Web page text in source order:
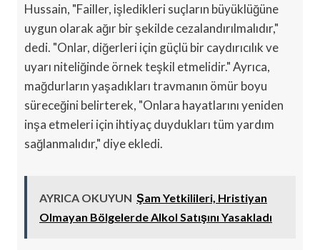
Hussain, "Failler, işledikleri suçların büyüklüğüne
uygun olarak ağır bir şekilde cezalandırılmalıdır,"
dedi. "Onlar, diğerleri için güçlü bir caydırıcılık ve
uyarı niteliğinde örnek teşkil etmelidir." Ayrıca,
mağdurların yaşadıkları travmanın ömür boyu
süreceğini belirterek, "Onlara hayatlarını yeniden
inşa etmeleri için ihtiyaç duydukları tüm yardım
sağlanmalıdır," diye ekledi.
AYRICA OKUYUN Şam Yetkilileri, Hristiyan
Olmayan Bölgelerde Alkol Satışını Yasakladı